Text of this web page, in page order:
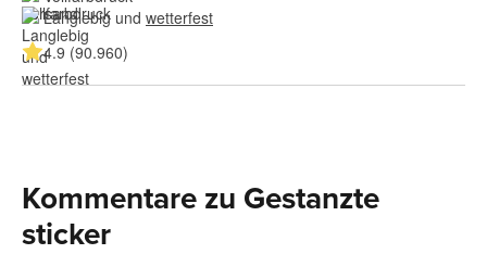
Langlebig und wetterfest
4.9 (90.960)
Kommentare zu Gestanzte
sticker